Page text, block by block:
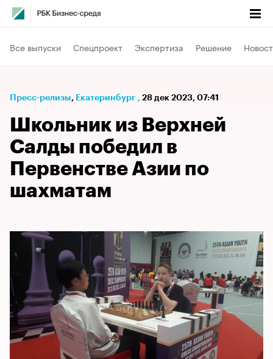
Все выпуски Спецпроект Экспертиза Решение
Пресс-релизы⁠, Екатеринбург , 28 дек 2023, 07:41
Школьник из Верхней
Салды победил в
Первенстве Азии по
шахматам